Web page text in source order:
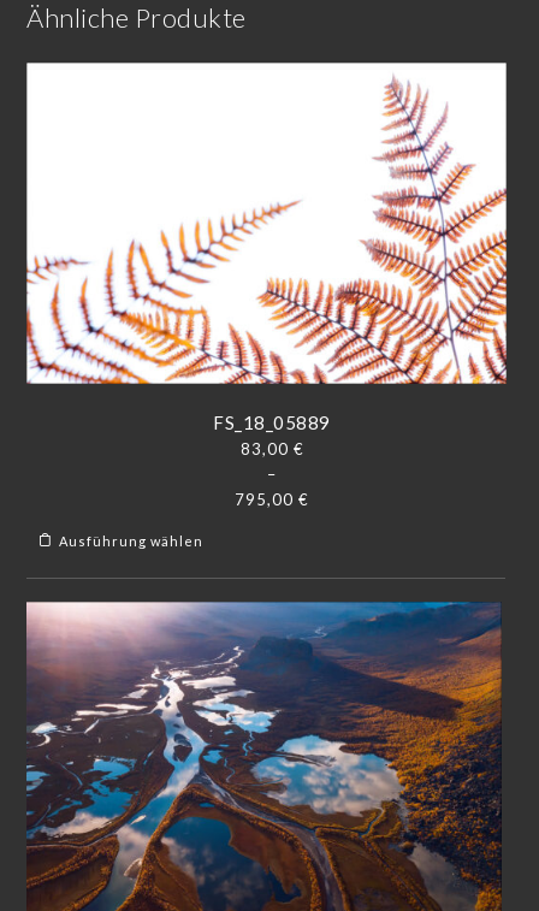
Ähnliche Produkte
FS_18_05889
83,00 €
–
795,00 €
Ausführung wählen